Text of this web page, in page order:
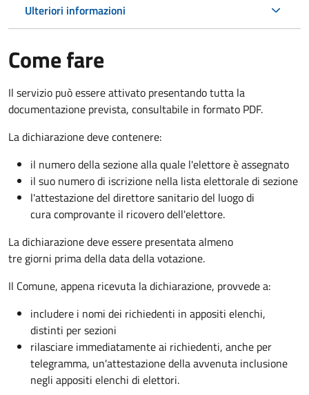
Ulteriori informazioni
Come fare
Il servizio può essere attivato presentando tutta la
documentazione prevista, consultabile in formato PDF.
La dichiarazione deve contenere:
il numero della sezione alla quale l'elettore è assegnato
il suo numero di iscrizione nella lista elettorale di sezione
l'attestazione del direttore sanitario del luogo di
cura comprovante il ricovero dell'elettore.
La dichiarazione deve essere presentata almeno
tre giorni prima della data della votazione.
Il Comune, appena ricevuta la dichiarazione, provvede a:
includere i nomi dei richiedenti in appositi elenchi,
distinti per sezioni
rilasciare immediatamente ai richiedenti, anche per
telegramma, un'attestazione della avvenuta inclusione
negli appositi elenchi di elettori.